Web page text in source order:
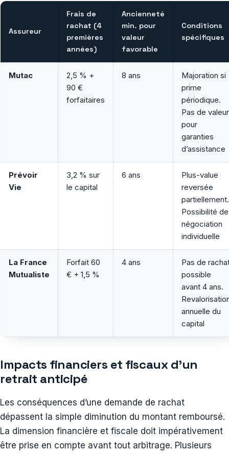
Assureur
Frais de
rachat (4
premières
années)
Ancienneté
min. pour
valeur
favorable
Conditions
spécifiques
Mutac
2,5 % +
90 €
forfaitaires
8 ans
Majoration si
prime
périodique.
Pas de valeur
pour
garanties
d’assistance
Prévoir
Vie
3,2 % sur
le capital
6 ans
Plus-value
reversée
partiellement.
Possibilité de
négociation
individuelle
La France
Mutualiste
Forfait 60
€ + 1,5 %
4 ans
Pas de
possible
avant 4 ans.
annuelle du
capital
Impacts financiers et fiscaux d’un
retrait anticipé
Les conséquences d’une demande de rachat
dépassent la simple diminution du montant remboursé.
La dimension financière et fiscale doit impérativement
être prise en compte avant tout arbitrage. Plusieurs